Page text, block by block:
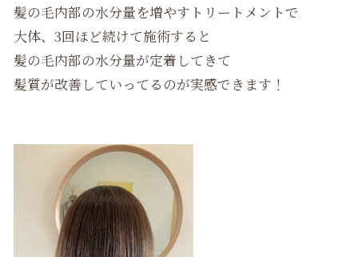
髪の毛内部の水分量を増やすトリートメントで
大体、3回ほど続けて施術すると
髪の毛内部の水分量が定着してきて
髪質が改善していってるのが実感できます！